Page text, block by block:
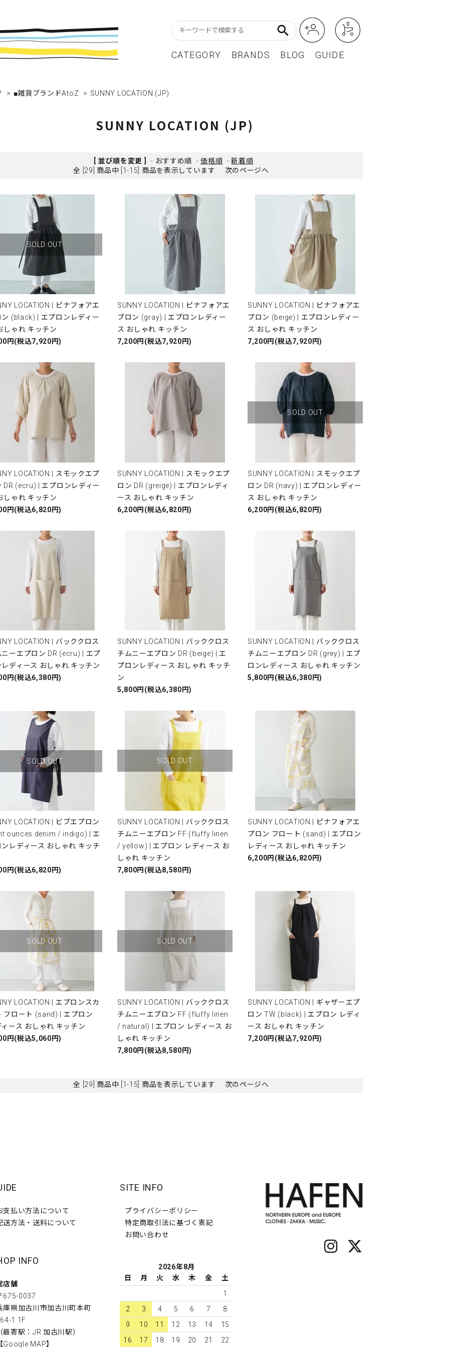
search 0
CATEGORY
ターフレーム カレンダー
レディースファッション
OUTLET / アウトレット
BRANDS
ブランドAtoZ アパレルブランドAtoZ
BLOG
In Staff Blog
GUIDE
> ■雑貨ブランドAtoZ > SUNNY LOCATION (JP)
SUNNY LOCATION (JP)
[ 並び順を変更 ] - おすすめ順 -価格順 -新着順
全 [29] 商品中 [1-15] 商品を表示しています
次のページへ
SOLD OUT
LOCATION | ピナフォアエ
ン (black) | エプロンレディー
しゃれ キッチン
円(税込7,920円)
SUNNY LOCATION | ピナフォアエ
プロン (gray) | エプロンレディー
ス おしゃれ キッチン
7,200円(税込7,920円)
SUNNY LOCATION | ピナフォアエ
プロン (beige) | エプロンレディー
ス おしゃれ キッチン
7,200円(税込7,920円)
LOCATION | スモックエプ
DR (ecru) | エプロンレディー
しゃれ キッチン
円(税込6,820円)
SUNNY LOCATION | スモックエプ
ロン DR (greige) | エプロンレディ
ース おしゃれ キッチン
6,200円(税込6,820円)
SOLD OUT
SUNNY LOCATION | スモックエプ
ロン DR (navy) | エプロンレディー
ス おしゃれ キッチン
6,200円(税込6,820円)
LOCATION | バッククロス
ニーエプロン DR (ecru) | エプ
レディース おしゃれ キッチン
円(税込6,380円)
SUNNY LOCATION | バッククロス
チムニーエプロン DR (beige) | エ
プロンレディース おしゃれ キッチ
ン
5,800円(税込6,380円)
SUNNY LOCATION | バッククロス
チムニーエプロン DR (grey) | エプ
ロンレディース おしゃれ キッチン
5,800円(税込6,380円)
SOLD OUT
LOCATION | ビブエプロン
ounces denim / indigo) | エ
ンレディース おしゃれ キッチ
円(税込6,820円)
SOLD OUT
SUNNY LOCATION | バッククロス
チムニーエプロン FF (fluffy linen
/ yellow) | エプロン レディース お
しゃれ キッチン
7,800円(税込8,580円)
SUNNY LOCATION | ピナフォアエ
プロン フロート (sand) | エプロン
レディース おしゃれ キッチン
6,200円(税込6,820円)
SOLD OUT
LOCATION | エプロンスカ
フロート (sand) | エプロン
ィース おしゃれ キッチン
円(税込5,060円)
SOLD OUT
SUNNY LOCATION | バッククロス
チムニーエプロン FF (fluffy linen
/ natural) | エプロン レディース お
しゃれ キッチン
7,800円(税込8,580円)
SUNNY LOCATION | ギャザーエプ
ロン TW (black) | エプロン レディ
ース おしゃれ キッチン
7,200円(税込7,920円)
全 [29] 商品中 [1-15] 商品を表示しています 次のページへ
支払い方法について
送方法・送料について
INFO
店舗
675-0037
庫県加古川市加古川町本町
1 1F
（最寄駅：JR 加古川駅）
【Google MAP】
SITE INFO
プライバシーポリシー
特定商取引法に基づく表記
お問い合わせ
2026年8月
日
月 火 水 木 金
土
1
2
3 4 5 6 7
8
9
10 11 12 13 14
15
16
17 18 19 20 21 22